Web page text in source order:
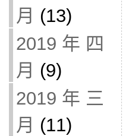
月 (13)
2019 年 四
月 (9)
2019 年 三
月 (11)